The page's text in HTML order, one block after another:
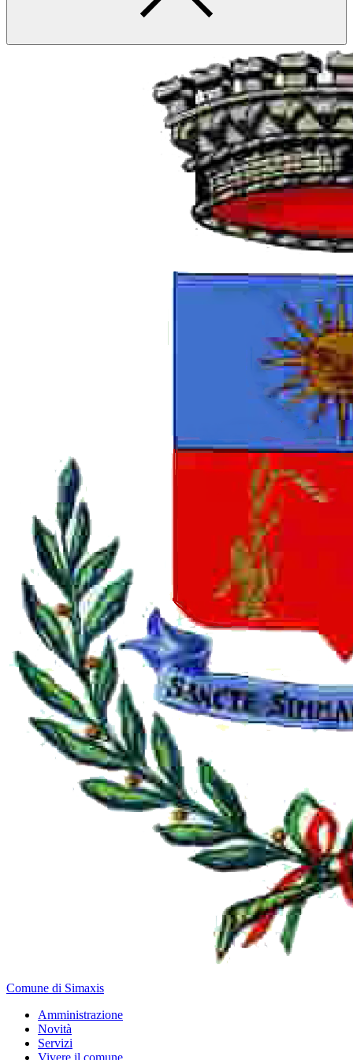
Comune di Simaxis
Amministrazione
Novità
Servizi
Vivere il comune